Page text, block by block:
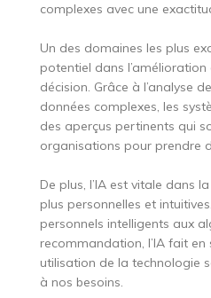
complexes avec une
Un des domaines les plus
potentiel dans
décision. Grâce à l’analyse
données complexes, les
des aperçus pertinents qui
organisations pour prendre
De plus, l’IA est vitale dans
plus personnelles et
personnels intelligents aux
recommandation, l’IA fait
utilisation de la technologie
à nos besoins.